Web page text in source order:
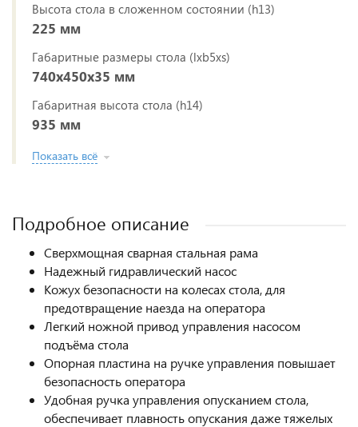
Высота стола в сложенном состоянии (h13)
225 мм
Габаритные размеры стола (lxb5xs)
740x450x35 мм
Габаритная высота стола (h14)
935 мм
Показать всё
Подробное описание
Сверхмощная сварная стальная рама
Надежный гидравлический насос
Кожух безопасности на колесах стола, для
предотвращение наезда на оператора
Легкий ножной привод управления насосом
подъёма стола
Опорная пластина на ручке управления повышает
безопасность оператора
Удобная ручка управления опусканием стола,
обеспечивает плавность опускания даже тяжелых